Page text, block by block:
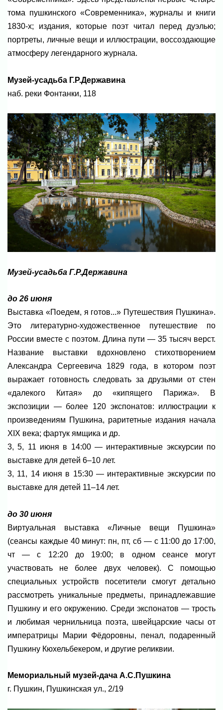
тома пушкинского «Современника», журналы и книги
1830-х; издания, которые поэт читал перед дуэлью;
портреты, личные вещи и иллюстрации, воссоздающие
атмосферу легендарного журнала.
Музей-усадьба Г.Р.Державина
наб. реки Фонтанки, 118
Музей-усадьба Г.Р.Державина
до 26 июня
Выставка «Поедем, я готов...» Путешествия Пушкина».
Это литературно-художественное путешествие по
России вместе с поэтом. Длина пути — 35 тысяч верст.
Название выставки вдохновлено стихотворением
Александра Сергеевича 1829 года, в котором поэт
выражает готовность следовать за друзьями от стен
«далекого Китая» до «кипящего Парижа». В
экспозиции — более 120 экспонатов: иллюстрации к
произведениям Пушкина, раритетные издания начала
XIX века; фартук ямщика и др.
3, 5, 11 июня в 14:00 — интерактивные экскурсии по
выставке для детей 6–10 лет.
3, 11, 14 июня в 15:30 — интерактивные экскурсии по
выставке для детей 11–14 лет.
до 30 июня
Виртуальная выставка «Личные вещи Пушкина»
(сеансы каждые 40 минут: пн, пт, сб — с 11:00 до 17:00,
чт — с 12:20 до 19:00; в одном сеансе могут
участвовать не более двух человек). С помощью
специальных устройств посетители смогут детально
рассмотреть уникальные предметы, принадлежавшие
Пушкину и его окружению. Среди экспонатов — трость
и любимая чернильница поэта, швейцарские часы от
императрицы Марии Фёдоровны, пенал, подаренный
Пушкину Кюхельбекером, и другие реликвии.
Мемориальный музей-дача А.С.Пушкина
г. Пушкин, Пушкинская ул., 2/19